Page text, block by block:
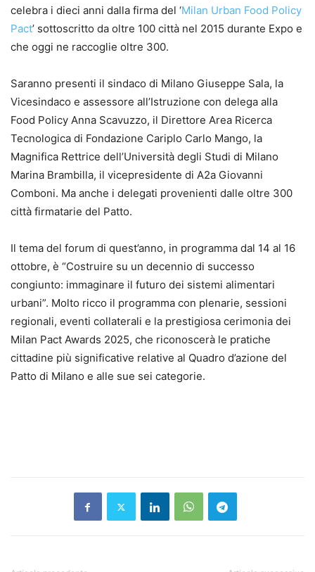
celebra i dieci anni dalla firma del ‘Milan Urban Food Policy
Pact’ sottoscritto da oltre 100 città nel 2015 durante Expo e
che oggi ne raccoglie oltre 300.
Saranno presenti il sindaco di Milano Giuseppe Sala, la
Vicesindaco e assessore all’Istruzione con delega alla
Food Policy Anna Scavuzzo, il Direttore Area Ricerca
Tecnologica di Fondazione Cariplo Carlo Mango, la
Magnifica Rettrice dell’Università degli Studi di Milano
Marina Brambilla, il vicepresidente di A2a Giovanni
Comboni. Ma anche i delegati provenienti dalle oltre 300
città firmatarie del Patto.
Il tema del forum di quest’anno, in programma dal 14 al 16
ottobre, è “Costruire su un decennio di successo
congiunto: immaginare il futuro dei sistemi alimentari
urbani”. Molto ricco il programma con plenarie, sessioni
regionali, eventi collaterali e la prestigiosa cerimonia dei
Milan Pact Awards 2025, che riconoscerà le pratiche
cittadine più significative relative al Quadro d’azione del
Patto di Milano e alle sue sei categorie.